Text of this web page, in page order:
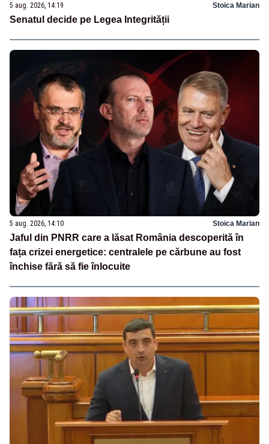
5 aug. 2026, 14:19 Stoica Marian
Senatul decide pe Legea Integrității
5 aug. 2026, 14:10 Stoica Marian
Jaful din PNRR care a lăsat România descoperită în
fața crizei energetice: centralele pe cărbune au fost
închise fără să fie înlocuite